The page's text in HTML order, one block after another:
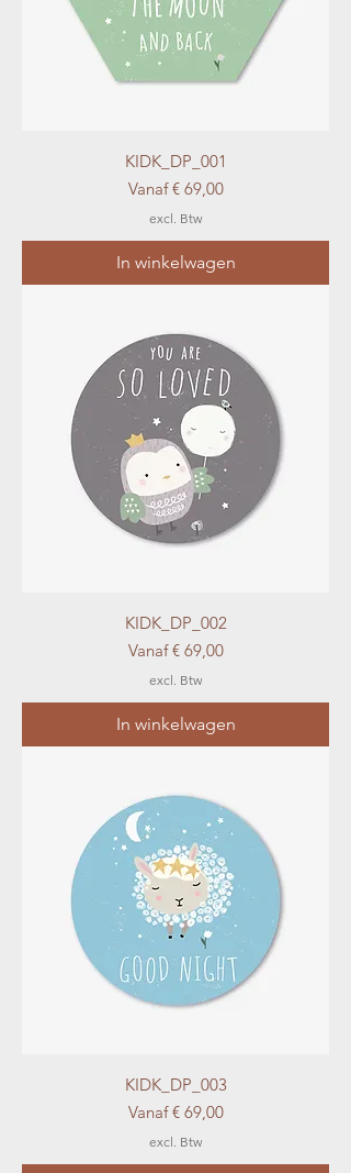
KIDK_DP_001
Vanaf€ 69,00
Verkoopprijs
excl. Btw
In winkelwagen
KIDK_DP_002
Vanaf€ 69,00
Verkoopprijs
excl. Btw
In winkelwagen
KIDK_DP_003
Vanaf€ 69,00
Verkoopprijs
excl. Btw